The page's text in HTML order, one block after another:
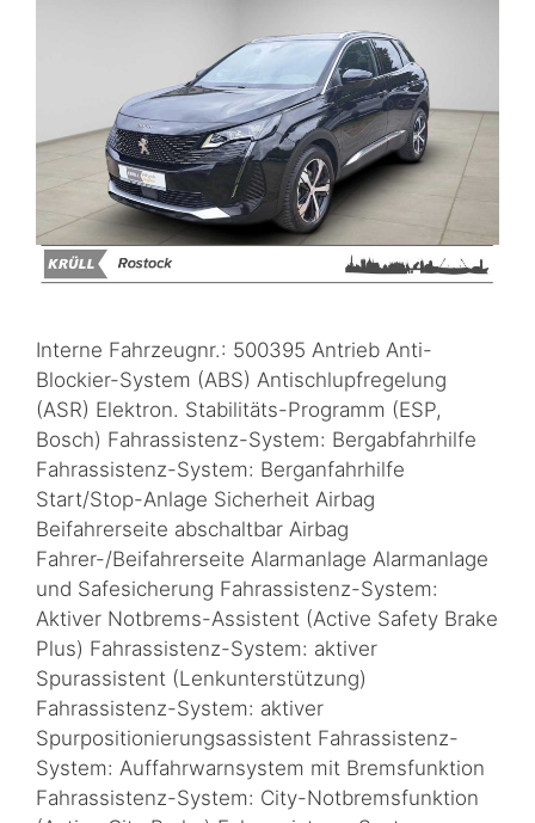
Interne Fahrzeugnr.: 500395 Antrieb Anti-
Blockier-System (ABS) Antischlupfregelung
(ASR) Elektron. Stabilitäts-Programm (ESP,
Bosch) Fahrassistenz-System: Bergabfahrhilfe
Fahrassistenz-System: Berganfahrhilfe
Start/Stop-Anlage Sicherheit Airbag
Beifahrerseite abschaltbar Airbag
Fahrer-/Beifahrerseite Alarmanlage Alarmanlage
und Safesicherung Fahrassistenz-System:
Aktiver Notbrems-Assistent (Active Safety Brake
Plus) Fahrassistenz-System: aktiver
Spurassistent (Lenkunterstützung)
Fahrassistenz-System: aktiver
Spurpositionierungsassistent Fahrassistenz-
System: Auffahrwarnsystem mit Bremsfunktion
Fahrassistenz-System: City-Notbremsfunktion